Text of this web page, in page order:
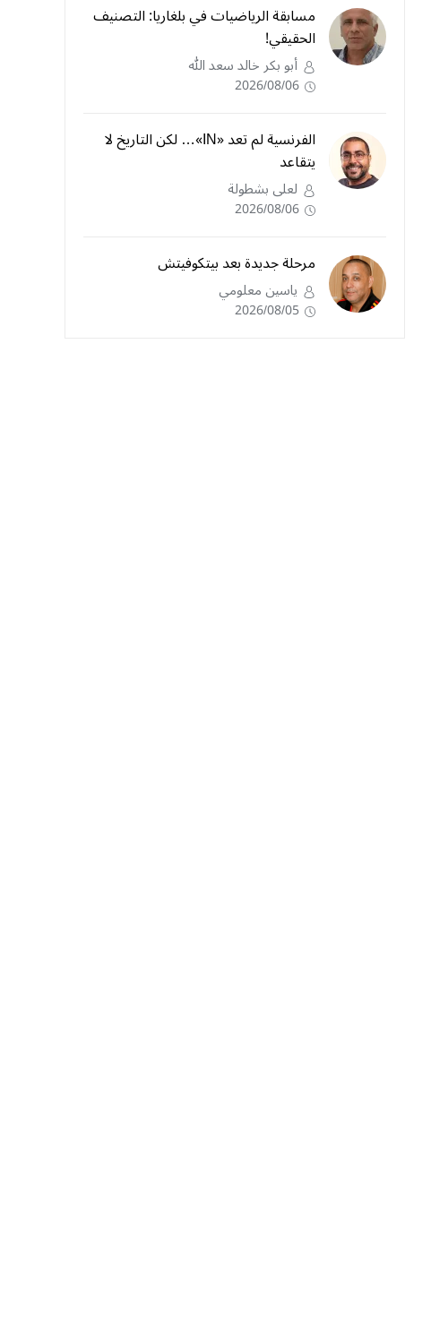
مسابقة الرياضيات في بلغاريا: التصنيف
الحقيقي!
أبو بكر خالد سعد الله
2026/08/06
الفرنسية لم تعد «IN»… لكن التاريخ لا
يتقاعد
لعلى بشطولة
2026/08/06
مرحلة جديدة بعد بيتكوفيتش
ياسين معلومي
2026/08/05